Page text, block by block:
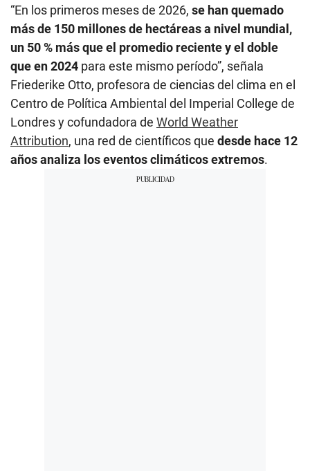
“En los primeros meses de 2026, se han quemado
más de 150 millones de hectáreas a nivel mundial,
un 50 % más que el promedio reciente y el doble
que en 2024 para este mismo período”, señala
Friederike Otto, profesora de ciencias del clima en el
Centro de Política Ambiental del Imperial College de
Londres y cofundadora de World Weather
Attribution, una red de científicos que desde hace 12
años analiza los eventos climáticos extremos.